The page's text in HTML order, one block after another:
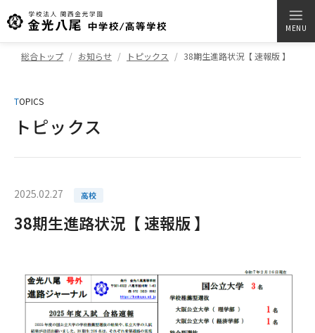
MENU
総合トップ お知らせ トピックス 38期生進路状況【 速報版 】
TOPICS
トピックス
2025.02.27 高校
38期生進路状況【 速報版 】